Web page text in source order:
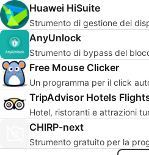
Huawei HiSuite
Strumento di gestione dei
AnyUnlock
Strumento di bypass del
Free Mouse Clicker
Un programma per il click
TripAdvisor Hotels
Hotel, ristoranti e attrazioni
CHIRP-next
Strumento gratuito per la